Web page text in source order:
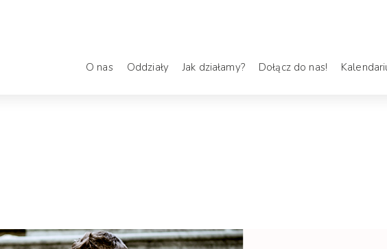
O nas Oddziały Jak działamy? Dołącz do nas!